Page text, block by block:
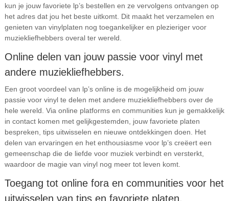
kun je jouw favoriete lp’s bestellen en ze vervolgens ontvangen op
het adres dat jou het beste uitkomt. Dit maakt het verzamelen en
genieten van vinylplaten nog toegankelijker en plezieriger voor
muziekliefhebbers overal ter wereld.
Online delen van jouw passie voor vinyl met
andere muziekliefhebbers.
Een groot voordeel van lp’s online is de mogelijkheid om jouw
passie voor vinyl te delen met andere muziekliefhebbers over de
hele wereld. Via online platforms en communities kun je gemakkelijk
in contact komen met gelijkgestemden, jouw favoriete platen
bespreken, tips uitwisselen en nieuwe ontdekkingen doen. Het
delen van ervaringen en het enthousiasme voor lp’s creëert een
gemeenschap die de liefde voor muziek verbindt en versterkt,
waardoor de magie van vinyl nog meer tot leven komt.
Toegang tot online fora en communities voor het
uitwisselen van tips en favoriete platen.